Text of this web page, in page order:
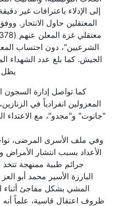
إلى الإدلاء باعترافات غير
المعتقلين حاول الانتحار.
الشرعيين"، دون احتساب
يظل
كما تواصل إدارة السجون
المعزولين انفرادياً في
"جانوت" و"مجدو"، مع الاعتداء
وفي ملف الأسرى المرضى،
الأعداد بسبب انتشار الأمراض
جرائم طبية ممنهجة تتخذ
البارزة الأسير محمد أبو
المشي بشكل مفاجئ أثناء
ظروف اعتقال قاسية، علماً